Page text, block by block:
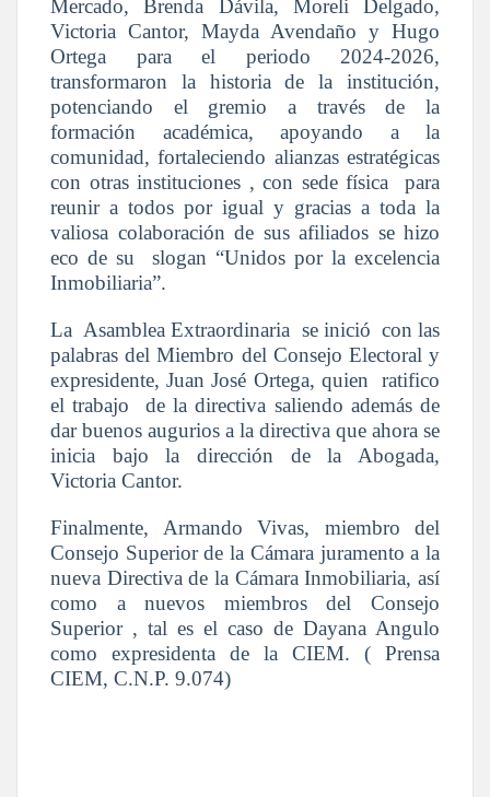
Mercado, Brenda Dávila, Moreli Delgado,
Victoria Cantor, Mayda Avendaño y Hugo
Ortega para el periodo 2024-2026,
transformaron la historia de la institución,
potenciando el gremio a través de la
formación académica, apoyando a la
comunidad, fortaleciendo alianzas estratégicas
con otras instituciones , con sede física para
reunir a todos por igual y gracias a toda la
valiosa colaboración de sus afiliados se hizo
eco de su slogan “Unidos por la excelencia
Inmobiliaria”.
La Asamblea Extraordinaria se inició con las
palabras del Miembro del Consejo Electoral y
expresidente, Juan José Ortega, quien ratifico
el trabajo de la directiva saliendo además de
dar buenos augurios a la directiva que ahora se
inicia bajo la dirección de la Abogada,
Victoria Cantor.
Finalmente, Armando Vivas, miembro del
Consejo Superior de la Cámara juramento a la
nueva Directiva de la Cámara Inmobiliaria, así
como a nuevos miembros del Consejo
Superior , tal es el caso de Dayana Angulo
como expresidenta de la CIEM. ( Prensa
CIEM, C.N.P. 9.074)